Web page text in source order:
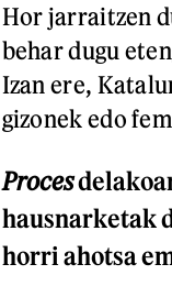
Hor jarraitzen
behar dugu
Izan ere,
gizonek edo
Proces
hausnarketak
horri ahotsa